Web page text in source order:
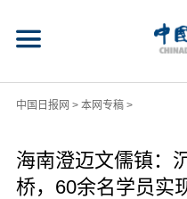
中国日报网 > 本网专稿>
海南澄迈文儒镇：
桥，60余名学员实